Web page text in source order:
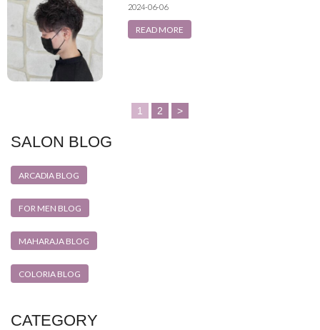
2024-06-06
READ MORE
1 2 >
SALON BLOG
ARCADIA BLOG
FOR MEN BLOG
MAHARAJA BLOG
COLORIA BLOG
CATEGORY